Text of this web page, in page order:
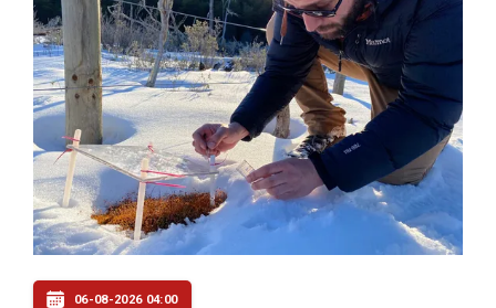
06-08-2026 04:00